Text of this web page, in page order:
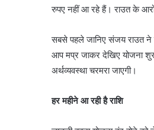
रुपए नहीं आ रहे हैं। राउत के
सबसे पहले जानिए संजय राउत ने
आप मप्र जाकर देखिए योजना शुरू
अर्थव्यवस्था चरमरा जाएगी।
हर महीने आ रही है राशि